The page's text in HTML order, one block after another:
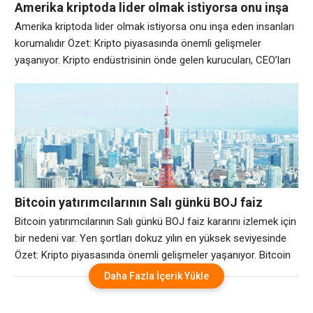
Amerika kriptoda lider olmak istiyorsa onu inşa
eden insanları korumalıdır
Amerika kriptoda lider olmak istiyorsa onu inşa eden insanları
korumalıdır Özet: Kripto piyasasında önemli gelişmeler
yaşanıyor. Kripto endüstrisinin önde gelen kurucuları, CEO’ları
tek bir mektup imzaladılar: Açıklık Yasası’nın yazılım
geliştiricilere yönelik korumalarını zayıflatmayın. Bunlar rakipler,
yetenek, sermaye ve pazar payı açısından rakipler. Ancak bu
konuda hemfikirler
Bitcoin yatırımcılarının Salı günkü BOJ faiz
kararını izlemek için bir nedeni var. Yen şortları
dokuz yılın en yüksek seviyesinde
Bitcoin yatırımcılarının Salı günkü BOJ faiz kararını izlemek için
bir nedeni var. Yen şortları dokuz yılın en yüksek seviyesinde
Özet: Kripto piyasasında önemli gelişmeler yaşanıyor. Bitcoin
BTC$ 65.810,37 yatırımcıları genellikle Fed toplantılarını takıntı
haline getiriyor. Japonya Merkez Bankası’nın Salı günü
Daha Fazla İçerik Yükle